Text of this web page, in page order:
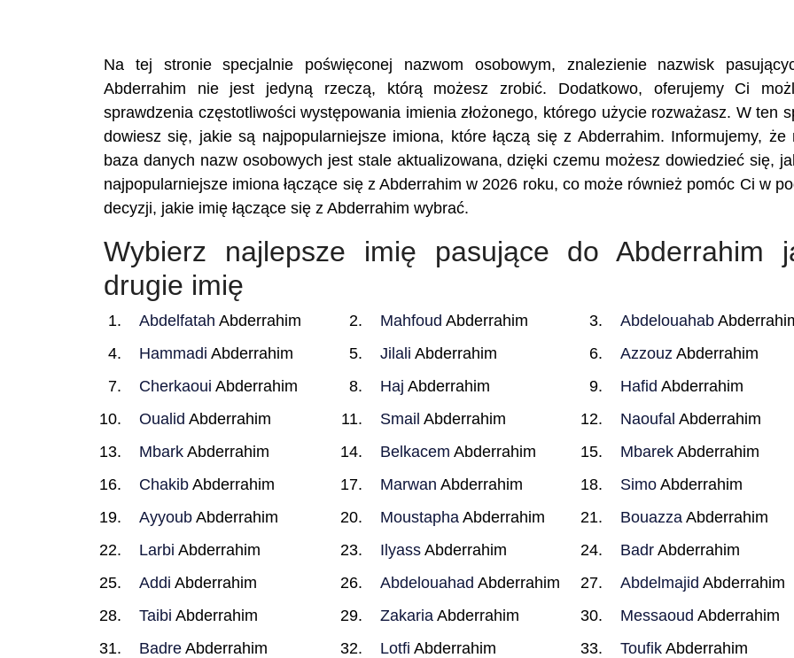
Na tej stronie specjalnie poświęconej nazwom osobowym, znalezienie nazwisk
Abderrahim nie jest jedyną rzeczą, którą możesz zrobić. Dodatkowo, oferujemy Ci
sprawdzenia częstotliwości występowania imienia złożonego, którego użycie rozważasz. W ten
dowiesz się, jakie są najpopularniejsze imiona, które łączą się z Abderrahim. Informujemy, że
baza danych nazw osobowych jest stale aktualizowana, dzięki czemu możesz dowiedzieć się,
najpopularniejsze imiona łączące się z Abderrahim w 2026 roku, co może również pomóc Ci w
decyzji, jakie imię łączące się z Abderrahim wybrać.
Wybierz najlepsze imię pasujące do Abderrahim
drugie imię
Abdelfatah Abderrahim Mahfoud Abderrahim Abdelouahab
Hammadi Abderrahim Jilali Abderrahim Azzouz Abderrahim
Cherkaoui Abderrahim Haj Abderrahim Hafid Abderrahim
Oualid Abderrahim Smail Abderrahim Naoufal Abderrahim
Mbark Abderrahim Belkacem Abderrahim Mbarek Abderrahim
Chakib Abderrahim Marwan Abderrahim Simo Abderrahim
Ayyoub Abderrahim MoustaphaAbderrahim Bouazza Abderrahim
Larbi Abderrahim IlyassAbderrahim Badr Abderrahim
Addi Abderrahim Abdelouahad Abderrahim Abdelmajid Abderrahim
Taibi Abderrahim ZakariaAbderrahim Messaoud Abderrahim
Badre Abderrahim Lotfi Abderrahim Toufik Abderrahim